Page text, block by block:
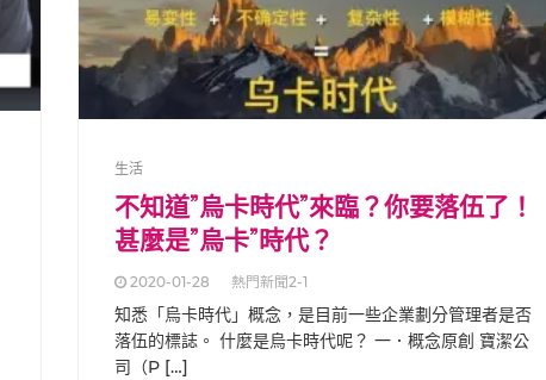
生活
不知道”烏卡時代”來臨？你要落伍了！
甚麼是”烏卡”時代？
2020-01-28 熱門新聞2-1
知悉「烏卡時代」概念，是目前一些企業劃分管理者是否
落伍的標誌。 什麼是烏卡時代呢？ 一．概念原創 寶潔公
司（P […]